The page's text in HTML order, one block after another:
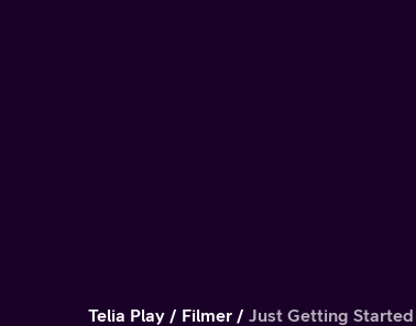
Telia Play Filmer Just Getting Started